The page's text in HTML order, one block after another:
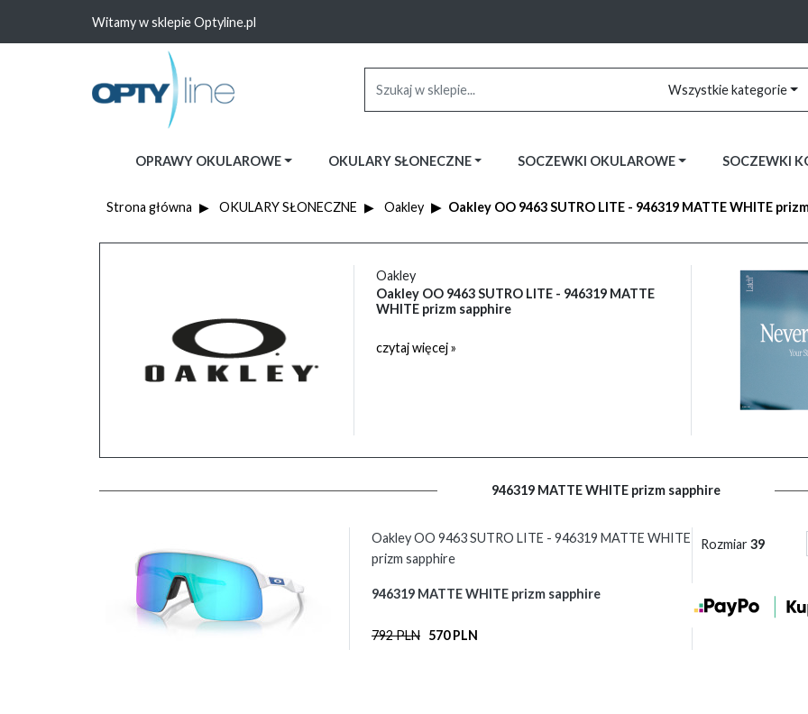
Witamy w sklepie Optyline.pl
Wszystkie kategorie
OPRAWY OKULAROWE OKULARY SŁONECZNE SOCZEWKI OKULAROWE SOCZEWKI
Strona główna OKULARY SŁONECZNE Oakley Oakley OO 9463 SUTRO LITE - 946319 MATTE WHITE
Oakley
Oakley OO 9463 SUTRO LITE - 946319 MATTE
WHITE prizm sapphire
czytaj więcej »
946319 MATTE WHITE prizm sapphire
Oakley OO 9463 SUTRO LITE - 946319 MATTE WHITE
prizm sapphire
946319 MATTE WHITE prizm sapphire
792 PLN 570 PLN
Rozmiar39